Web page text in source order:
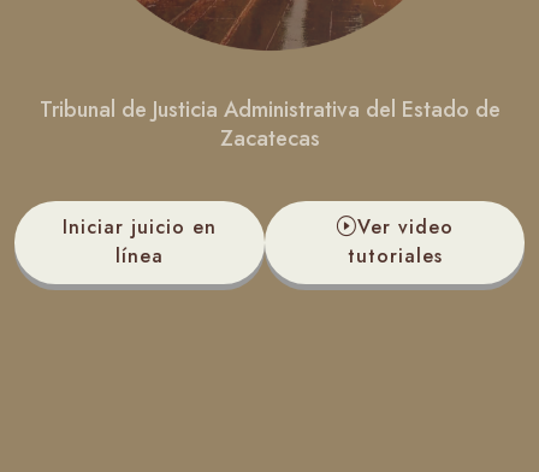
Tribunal de Justicia Administrativa del Estado de
Zacatecas
Iniciar juicio en
línea
Ver video
tutoriales